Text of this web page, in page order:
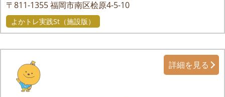
〒811-1355福岡市南区桧原4-5-10
よかトレ実践St（施設版）
詳細を見る